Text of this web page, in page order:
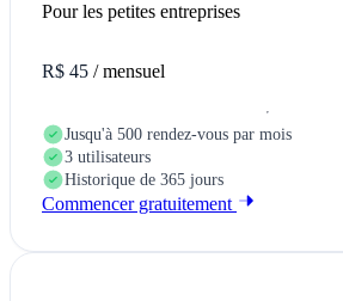
Pour les petites entreprises
R$ 45 / mensuel
Jusqu'à 500 rendez-vous par mois
3 utilisateurs
Historique de 365 jours
Commencer gratuitement